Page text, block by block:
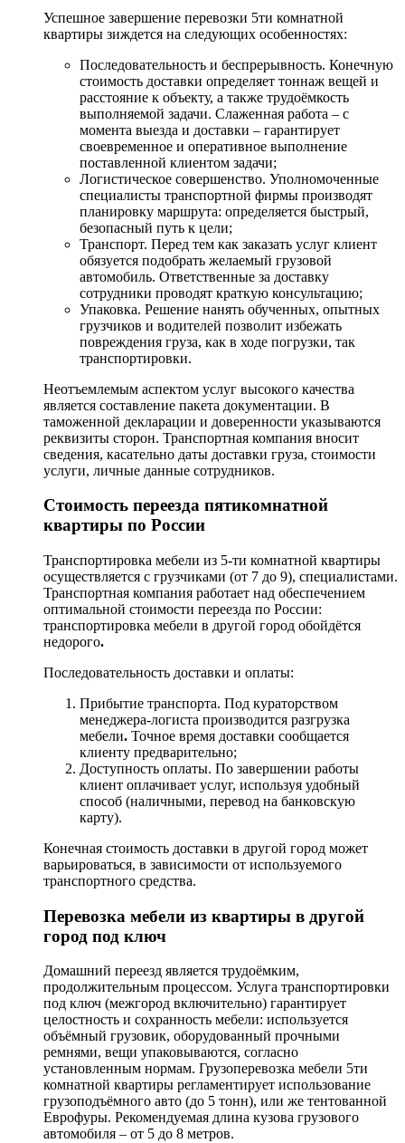
Успешное завершение перевозки 5ти комнатной
квартиры зиждется на следующих особенностях:
Последовательность и беспрерывность. Конечную
стоимость доставки определяет тоннаж вещей и
расстояние к объекту, а также трудоёмкость
выполняемой задачи. Слаженная работа – с
момента выезда и доставки – гарантирует
своевременное и оперативное выполнение
поставленной клиентом задачи;
Логистическое совершенство. Уполномоченные
специалисты транспортной фирмы производят
планировку маршрута: определяется быстрый,
безопасный путь к цели;
Транспорт. Перед тем как заказать услуг клиент
обязуется подобрать желаемый грузовой
автомобиль. Ответственные за доставку
сотрудники проводят краткую консультацию;
Упаковка. Решение нанять обученных, опытных
грузчиков и водителей позволит избежать
повреждения груза, как в ходе погрузки, так
транспортировки.
Неотъемлемым аспектом услуг высокого качества
является составление пакета документации. В
таможенной декларации и доверенности указываются
реквизиты сторон. Транспортная компания вносит
сведения, касательно даты доставки груза, стоимости
услуги, личные данные сотрудников.
Стоимость переезда пятикомнатной
квартиры по России
Транспортировка мебели из 5-ти комнатной квартиры
осуществляется с грузчиками (от 7 до 9), специалистами.
Транспортная компания работает над обеспечением
оптимальной стоимости переезда по России:
транспортировка мебели в другой город обойдётся
недорого.
Последовательность доставки и оплаты:
Прибытие транспорта. Под кураторством
менеджера-логиста производится разгрузка
мебели. Точное время доставки сообщается
клиенту предварительно;
Доступность оплаты. По завершении работы
клиент оплачивает услуг, используя удобный
способ (наличными, перевод на банковскую
карту).
Конечная стоимость доставки в другой город может
варьироваться, в зависимости от используемого
транспортного средства.
Перевозка мебели из квартиры в другой
город под ключ
Домашний переезд является трудоёмким,
продолжительным процессом. Услуга транспортировки
под ключ (межгород включительно) гарантирует
целостность и сохранность мебели: используется
объёмный грузовик, оборудованный прочными
ремнями, вещи упаковываются, согласно
установленным нормам. Грузоперевозка мебели 5ти
комнатной квартиры регламентирует использование
грузоподъёмного авто (до 5 тонн), или же тентованной
Еврофуры. Рекомендуемая длина кузова грузового
автомобиля – от 5 до 8 метров.